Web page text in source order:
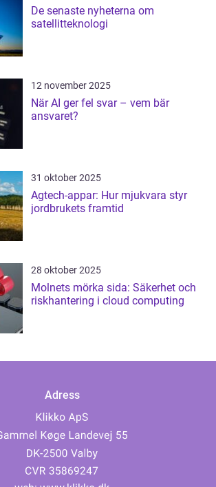
De senaste nyheterna om
satellitteknologi
12 november 2025
När AI ger fel svar – vem bär
ansvaret?
31 oktober 2025
Agtech-appar: Hur mjukvara styr
jordbrukets framtid
28 oktober 2025
Molnets mörka sida: Säkerhet och
riskhantering i cloud computing
Adress